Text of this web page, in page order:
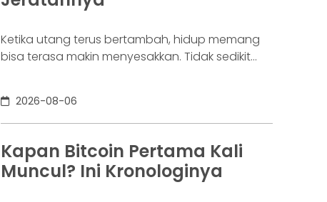
Ketika utang terus bertambah, hidup memang
bisa terasa makin menyesakkan. Tidak sedikit
kewajibannya, kondisi yang kita kenal sebagai
gagal bayar. Ini bukan masalah segelintir orang.
Mengutip laporan OJK dari dataindonesia.id,
angka kredit macet di industri fintech tercatat
naik ke 4,38% per Januari
2026-08-06
Kapan Bitcoin Pertama Kali
Muncul? Ini Kronologinya